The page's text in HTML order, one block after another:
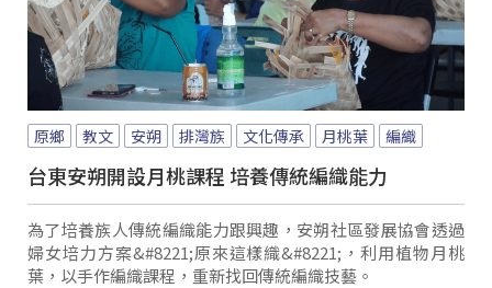
原鄉 教文 安朔 排灣族 文化傳承 月桃葉 編織
台東安朔開設月桃課程 培養傳統編織能力
為了培養族人傳統編織能力跟興趣，安朔社區發展協會透過
婦女培力方案&#8221;原來這樣織&#8221;，利用植物月桃
葉，以手作編織課程，重新找回傳統編織技藝。